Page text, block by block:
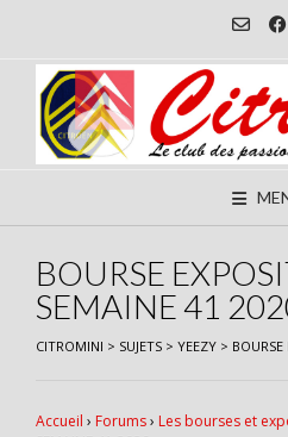
content
BOURSE
SEMAINE 41
CITROMINI > SUJETS > YEEZY >
Accueil › Forums› Les bourses et